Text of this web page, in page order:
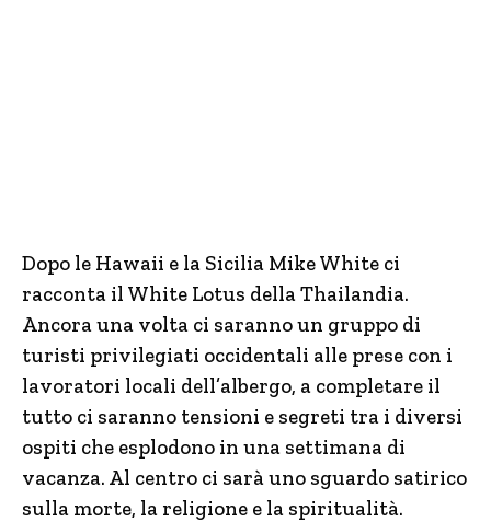
Dopo le Hawaii e la Sicilia Mike White ci
racconta il White Lotus della Thailandia.
Ancora una volta ci saranno un gruppo di
turisti privilegiati occidentali alle prese con i
lavoratori locali dell’albergo, a completare il
tutto ci saranno tensioni e segreti tra i diversi
ospiti che esplodono in una settimana di
vacanza. Al centro ci sarà uno sguardo satirico
sulla morte, la religione e la spiritualità.